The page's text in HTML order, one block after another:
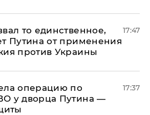
то единственное,
Путина от применения
против Украины
17:47
операцию по
у дворца Путина —
17:37